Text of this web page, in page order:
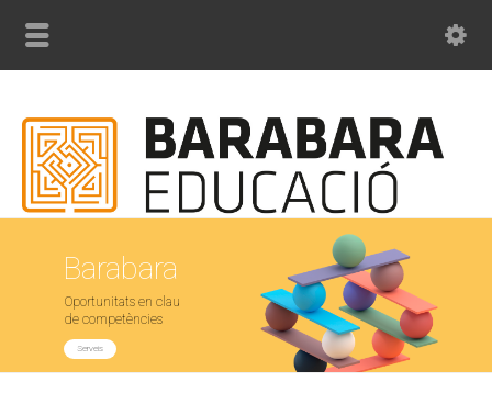
Barabara
Oportunitats en clau
de competències
Serveis